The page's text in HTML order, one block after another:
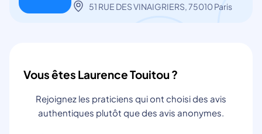
51 RUE DES VINAIGRIERS, 75010 Paris
Vous êtes Laurence Touitou ?
Rejoignez les praticiens qui ont choisi des avis
authentiques plutôt que des avis anonymes.